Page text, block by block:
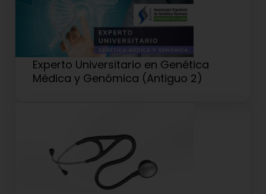
Experto Universitario en Genética
Médica y Genómica (Antiguo 2)